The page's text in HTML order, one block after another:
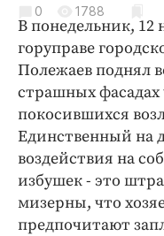
Культура
Образование
Общество
Погода
Праздники
Происшествия
Спорт
Экономика и
0 1788
В понедельник, 12
горуправе
Полежаев поднял
страшных
покосившихся
Единственный на
воздействия на
избушек - это
мизерны, что
предпочитают